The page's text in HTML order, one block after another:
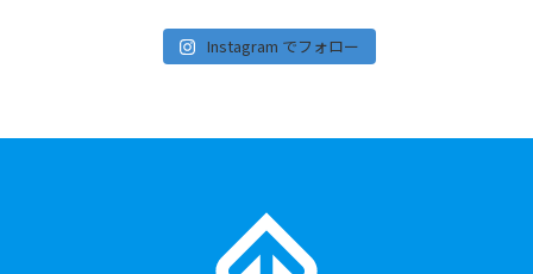
Instagram でフォロー